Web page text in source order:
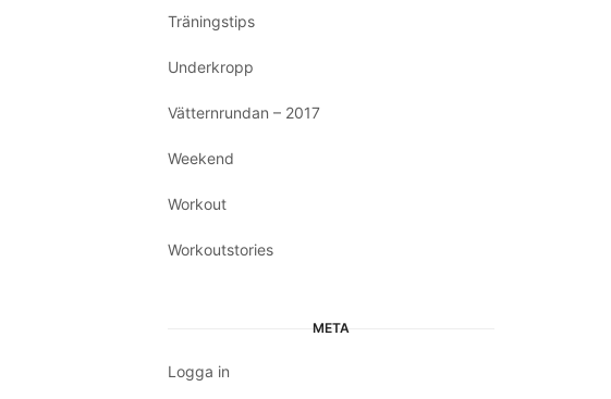
Träningstips
Underkropp
Vätternrundan – 2017
Weekend
Workout
Workoutstories
META
Logga in